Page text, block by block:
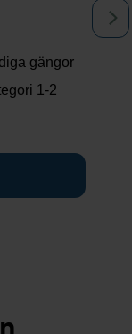
gängor
1-2